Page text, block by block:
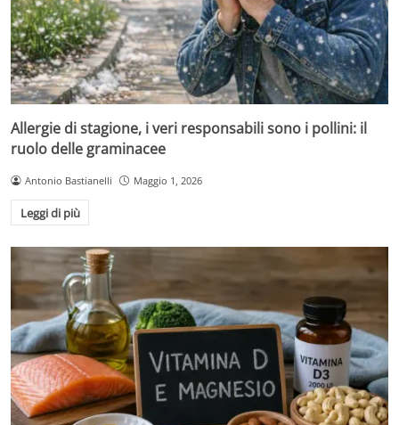
Allergie di stagione, i veri responsabili sono i pollini: il
ruolo delle graminacee
Antonio Bastianelli Maggio 1, 2026
Leggi di più